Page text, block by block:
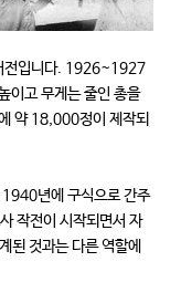
전입니다. 1926~1927
이고 무게는 줄인 총을
약 18,000정이 제작되
1940년에 구식으로 간주
작전이 시작되면서 자
된 것과는 다른 역할에